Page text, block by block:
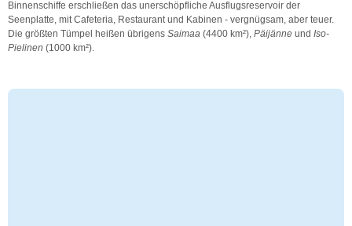
Binnenschiffe erschließen das unerschöpfliche Ausflugsreservoir der
Seenplatte, mit Cafeteria, Restaurant und Kabinen - vergnügsam, aber teuer.
Die größten Tümpel heißen übrigens Saimaa (4400 km²), Päijänne und Iso-
Pielinen (1000 km²).